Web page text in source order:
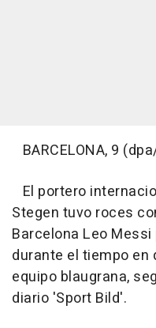
BARCELONA, 9
El portero
Stegen tuvo roces
Barcelona Leo
durante el tiempo
equipo blaugrana,
diario 'Sport Bild'.